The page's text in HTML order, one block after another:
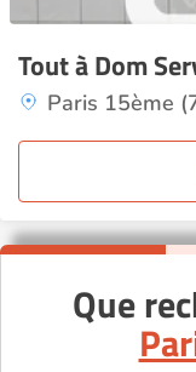
Tout à Dom
Paris 15ème
Que